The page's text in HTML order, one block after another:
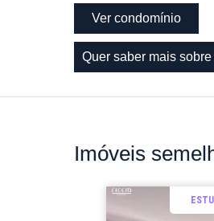
Ver condomínio
Quer saber mais
Imóveis